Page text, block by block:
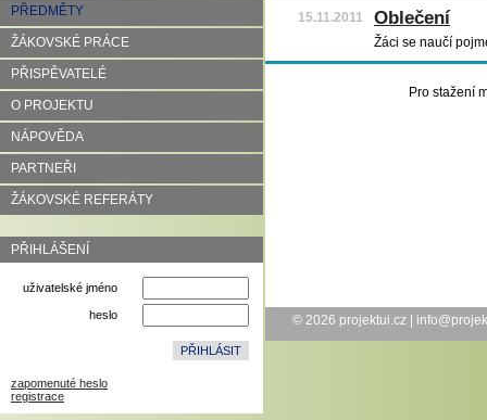
PŘEDMĚTY
ŽÁKOVSKÉ PRÁCE
PŘISPĚVATELÉ
O PROJEKTU
NÁPOVĚDA
PARTNEŘI
ŽÁKOVSKÉ REFERÁTY
PŘIHLÁŠENÍ
uživatelské jméno
heslo
zapomenuté heslo
registrace
15.11.2011 Oblečení
Žáci se naučí
Pro stažení
© 2026 projektui.cz